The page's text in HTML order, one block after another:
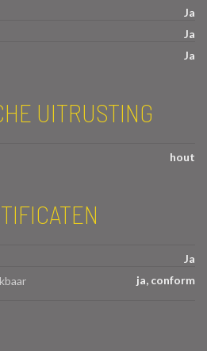
Ja
Ja
Ja
UITRUSTING
hout
Ja
ja, conform